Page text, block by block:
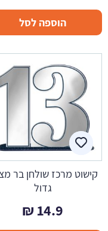
הוספה לסל
קישוט מרכז שולחן בר
גדול
14.9
₪